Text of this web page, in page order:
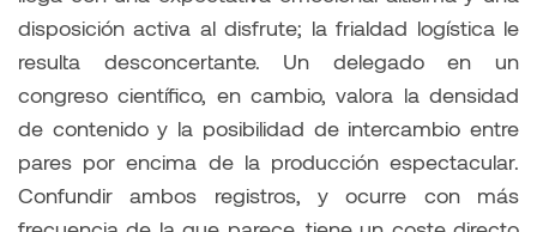
disposición activa al disfrute; la frialdad logística le
resulta desconcertante. Un delegado en un
congreso científico, en cambio, valora la densidad
de contenido y la posibilidad de intercambio entre
pares por encima de la producción espectacular.
Confundir ambos registros, y ocurre con más